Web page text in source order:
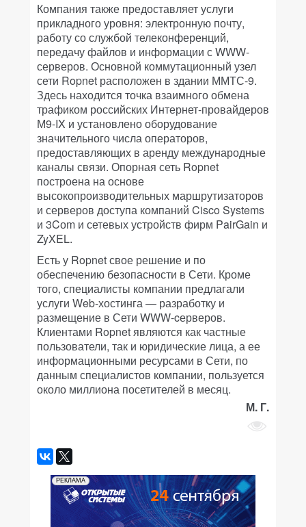
Компания также предоставляет услуги
прикладного уровня: электронную почту,
работу со службой телеконференций,
передачу файлов и информации с WWW-
серверов. Основной коммутационный узел
сети Ropnet расположен в здании ММТС-9.
Здесь находится точка взаимного обмена
трафиком российских Интернет-провайдеров
М9-IX и установлено оборудование
значительного числа операторов,
предоставляющих в аренду международные
каналы связи. Опорная сеть Ropnet
построена на основе
высокопроизводительных маршрутизаторов
и серверов доступа компаний Cisco Systems
и 3Cоm и сетевых устройств фирм PairGain и
ZyXEL.
Есть у Ropnet свое решение и по
обеспечению безопасности в Сети. Кроме
того, специалисты компании предлагали
услуги Web-хостинга — разработку и
размещение в Сети WWW-cерверов.
Клиентами Ropnet являются как частные
пользователи, так и юридические лица, а ее
информационными ресурсами в Сети, по
данным специалистов компании, пользуется
около миллиона посетителей в месяц.
М. Г.
РЕКЛАМА